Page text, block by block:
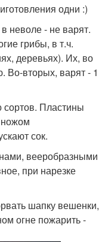
одни :)
неволе - не варят.
грибы, в т.ч.
деревьях). Их, во
Во-вторых, варят - 1
Пластины
сок.
вееробразными
при нарезке
шапку вешенки,
огне пожарить -